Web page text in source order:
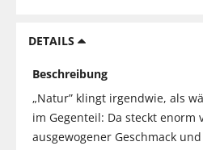
DETAILS
Beschreibung
„Natur” klingt irgendwie, als
im Gegenteil: Da steckt enorm
ausgewogener Geschmack